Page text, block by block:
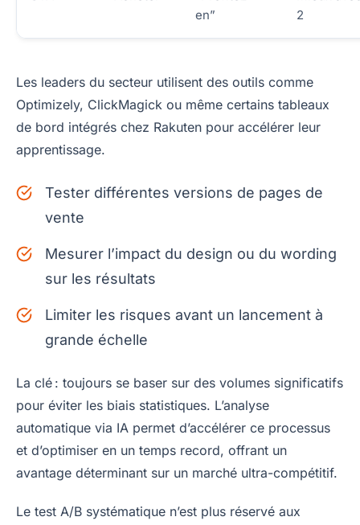
en”
2
Les leaders du secteur utilisent des outils comme
Optimizely, ClickMagick ou même certains tableaux
de bord intégrés chez Rakuten pour accélérer leur
apprentissage.
Tester différentes versions de pages de
vente
Mesurer l’impact du design ou du wording
sur les résultats
Limiter les risques avant un lancement à
grande échelle
La clé : toujours se baser sur des volumes significatifs
pour éviter les biais statistiques. L’analyse
automatique via IA permet d’accélérer ce processus
et d’optimiser en un temps record, offrant un
avantage déterminant sur un marché ultra-compétitif.
Le test A/B systématique n’est plus réservé aux